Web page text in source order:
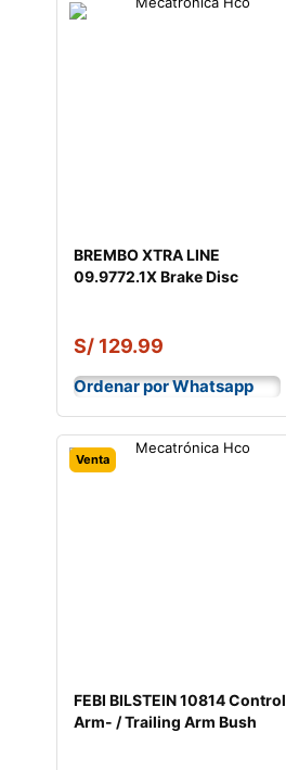
BREMBO XTRA LINE
09.9772.1X Brake Disc
S/ 129.99
Ordenar por Whatsapp
Venta
FEBI BILSTEIN 10814 Control
Arm- / Trailing Arm Bush